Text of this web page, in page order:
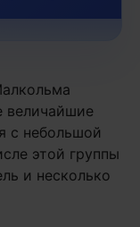
величайшие
с небольшой
этой группы
и несколько